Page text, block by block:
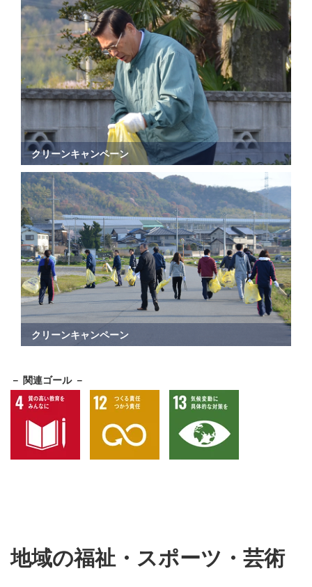
クリーンキャンペーン
クリーンキャンペーン
－ 関連ゴール －
地域の福祉・スポーツ・芸術